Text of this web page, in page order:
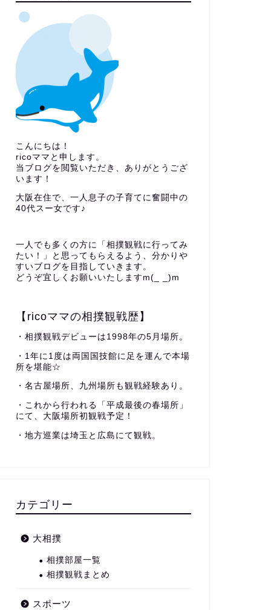
こんにちは！
ricoママと申します。
当ブログを閲覧いただき、ありがとうござ
います！
大阪在住で、一人息子の子育てに奮闘中の
40代スー女です♪
一人でも多くの方に「相撲観戦に行ってみ
たい！」と思ってもらえるよう、分かりや
すいブログを目指していきます。
どうぞ宜しくお願いいたしますm(_ _)m
【ricoママの相撲観戦歴】
・相撲観戦デビューは1998年の5月場所。
・1年に1度は両国国技館に足を運んで本場
所を堪能☆
・名古屋場所、九州場所も観戦経験あり。
・これから行われる「平成最後の春場所」
にて、大阪場所初観戦予定！
・地方巡業は埼玉と広島にて観戦。
カテゴリー
大相撲
相撲部屋一覧
相撲観戦まとめ
スポーツ